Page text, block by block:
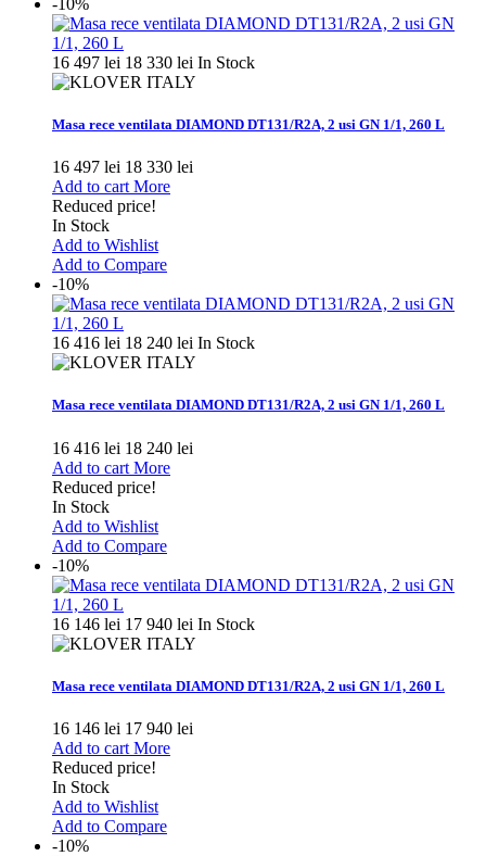
-10%
16 497 lei 18 330 lei In Stock
Masa rece ventilata DIAMOND DT131/R2A, 2 usi GN 1/1, 260 L
16 497 lei 18 330 lei
Add to cart More
Reduced price!
In Stock
Add to Wishlist
Add to Compare
-10%
16 416 lei 18 240 lei In Stock
Masa rece ventilata DIAMOND DT131/R2A, 2 usi GN 1/1, 260 L
16 416 lei 18 240 lei
Add to cart More
Reduced price!
In Stock
Add to Wishlist
Add to Compare
-10%
16 146 lei 17 940 lei In Stock
Masa rece ventilata DIAMOND DT131/R2A, 2 usi GN 1/1, 260 L
16 146 lei 17 940 lei
Add to cart More
Reduced price!
In Stock
Add to Wishlist
Add to Compare
-10%